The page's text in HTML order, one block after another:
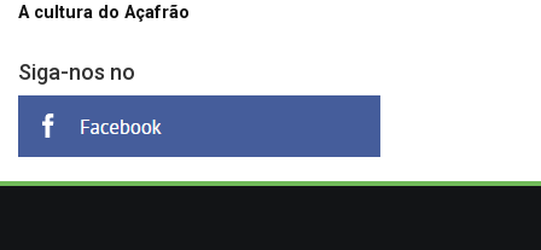
A cultura do Açafrão
Siga-nos no